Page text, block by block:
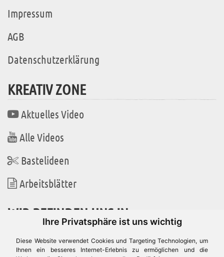
Ihre Privatsphäre ist uns wichtig
Diese Website verwendet Cookies und Targeting Technologien, um
Ihnen ein besseres Internet-Erlebnis zu ermöglichen und die
Impressum
AGB
Datenschutzerklärung
KREATIV ZONE
Aktuelles Video
Alle Videos
Bastelideen
Arbeitsblätter
WIR BEFINDEN UNS IN